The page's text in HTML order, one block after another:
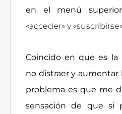
en el menú
«acceder» y
Coincido en que es la
no distraer y aumentar
problema es que me
sensación de que si